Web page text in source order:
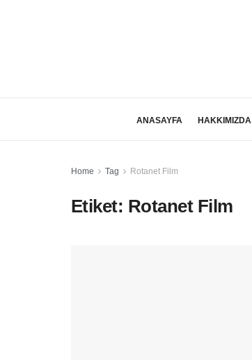
ANASAYFA HAKKIMIZDA
Home Tag Rotanet Film
Etiket: Rotanet Film